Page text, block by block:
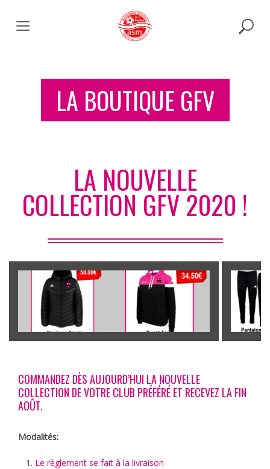
content
LA BOUTIQUE GFV
LA NOUVELLE
COLLECTION GFV 2020 !
COMMANDEZ DÈS AUJOURD’HUI LA NOUVELLE
COLLECTION DE VOTRE CLUB PRÉFÉRÉ ET RECEVEZ LA FIN
AOÛT.
Modalités:
Le règlement se fait à la livraison